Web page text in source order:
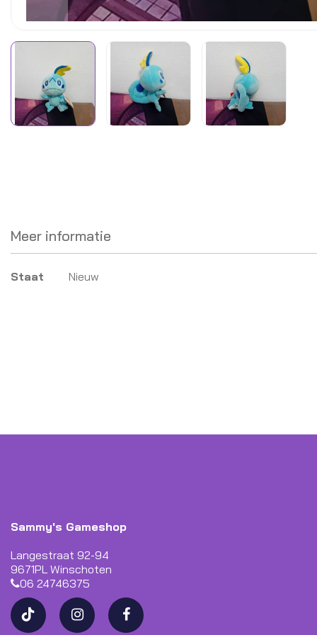
Meer informatie
Meer
Staat Nieuw
Sammy's Gameshop
Langestraat 92-94
9671PL Winschoten
06 24746375